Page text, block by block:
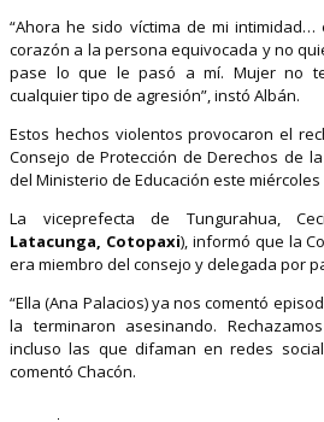
“Ahora he sido víctima de mi
corazón a la persona equivocada y no
pase lo que le pasó a mí. Mujer no
cualquier tipo de agresión”, instó Albán.
Estos hechos violentos provocaron el
Consejo de Protección de Derechos de
del Ministerio de Educación este miércoles
La viceprefecta de Tungurahua,
Latacunga, Cotopaxi), informó que la
era miembro del consejo y delegada por
“Ella (Ana Palacios) ya nos comentó
la terminaron asesinando.
incluso las que difaman en redes
comentó Chacón.